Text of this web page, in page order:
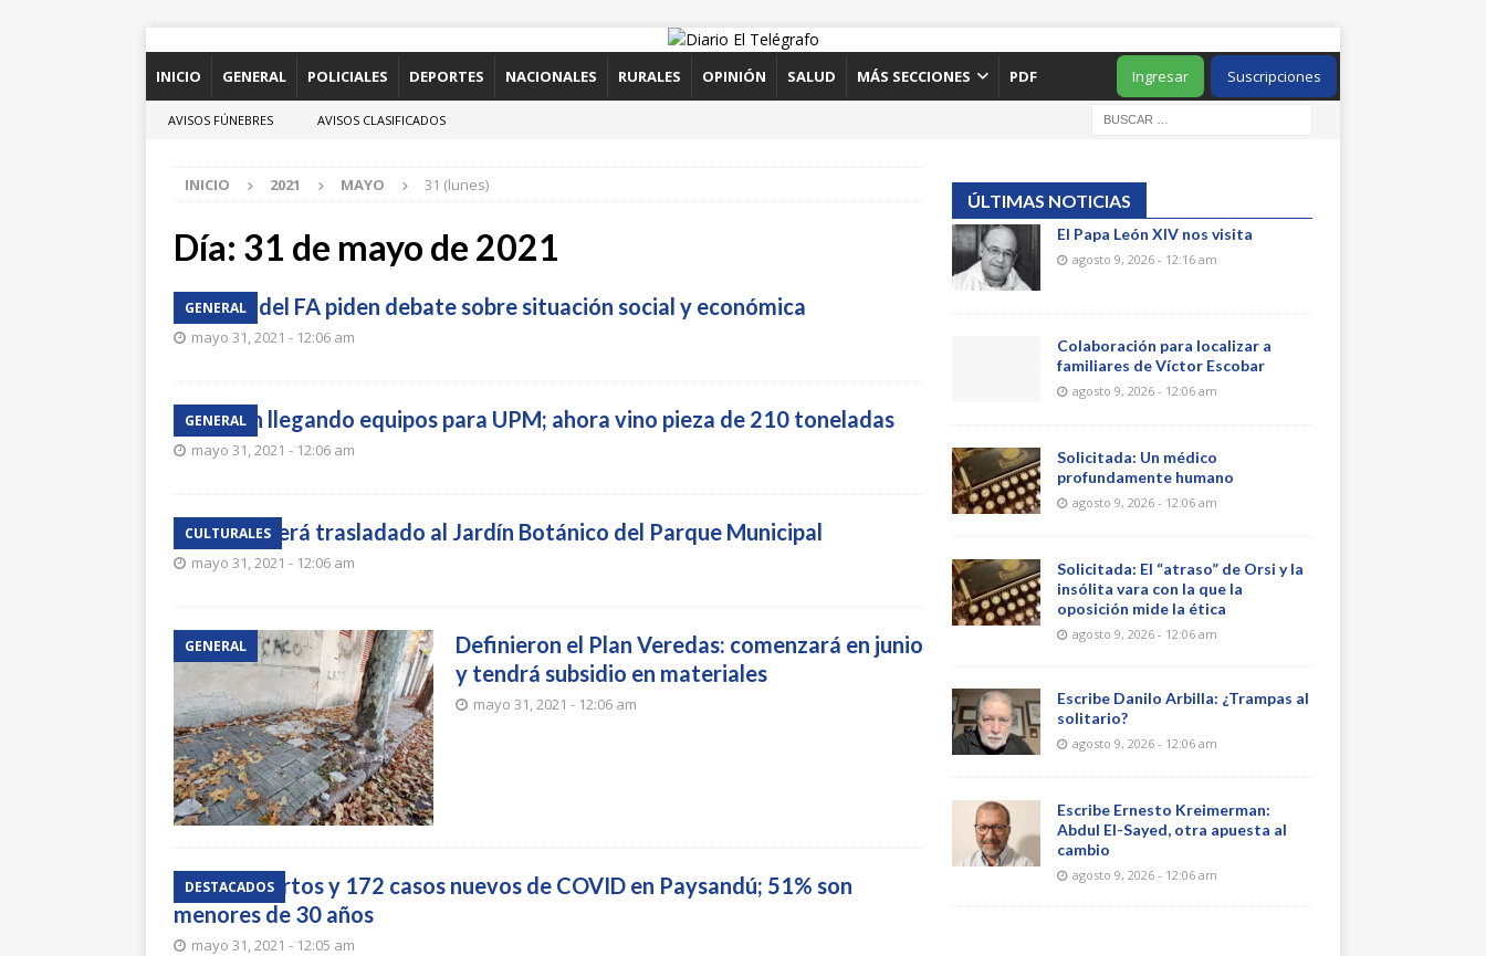
INICIO GENERAL POLICIALES DEPORTES NACIONALES RURALES OPINIÓN SALUD MÁS SECCIONES PDF Suscripciones
Ingresar
AVISOS FÚNEBRES AVISOS CLASIFICADOS
INICIO 2021 MAYO 31 (lunes)
Día: 31 de mayo de 2021
GENERAL
Ediles del FA piden debate sobre situación social y económica
mayo 31, 2021 - 12:06 am
GENERAL
Siguen llegando equipos para UPM; ahora vino pieza de 210 toneladas
mayo 31, 2021 - 12:06 am
CULTURALES
Vivero será trasladado al Jardín Botánico del Parque Municipal
mayo 31, 2021 - 12:06 am
GENERAL
Definieron el Plan Veredas: comenzará en junio
y tendrá subsidio en materiales
mayo 31, 2021 - 12:06 am
DESTACADOS
Dos muertos y 172 casos nuevos de COVID en Paysandú; 51% son
menores de 30 años
mayo 31, 2021 - 12:05 am
ÚLTIMAS NOTICIAS
El Papa León XIV nos visita
agosto 9, 2026 - 12:16 am
Colaboración para localizar a
familiares de Víctor Escobar
agosto 9, 2026 - 12:06 am
Solicitada: Un médico
profundamente humano
agosto 9, 2026 - 12:06 am
Solicitada: El “atraso” de Orsi y la
insólita vara con la que la
oposición mide la ética
agosto 9, 2026 - 12:06 am
Escribe Danilo Arbilla: ¿Trampas al
solitario?
agosto 9, 2026 - 12:06 am
Escribe Ernesto Kreimerman:
Abdul El-Sayed, otra apuesta al
cambio
agosto 9, 2026 - 12:06 am